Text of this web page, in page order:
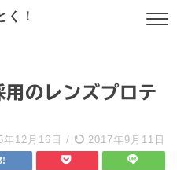
く！
のレンズプロテ
年12月16日 / 2017年9月11日